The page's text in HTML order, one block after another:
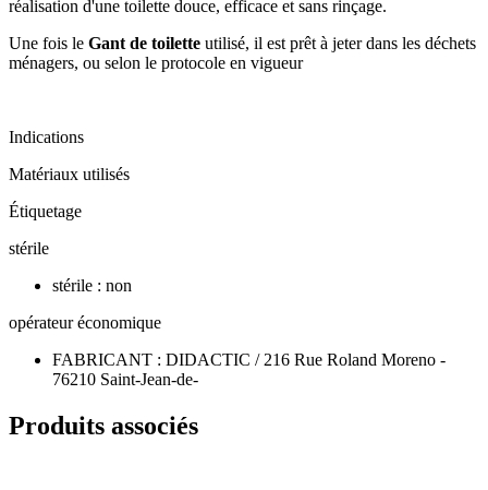
réalisation d'une toilette douce, efficace et sans rinçage.
Une fois le Gant de toilette utilisé, il est prêt à jeter dans les déchets
ménagers, ou selon le protocole en vigueur
Indications
Matériaux utilisés
Étiquetage
stérile
stérile : non
opérateur économique
FABRICANT : DIDACTIC / 216 Rue Roland Moreno -
76210 Saint-Jean-de-
Produits associés